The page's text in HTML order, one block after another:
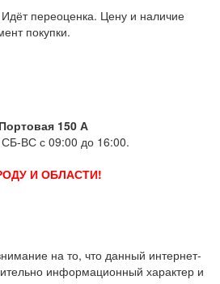
переоценка. Цену и наличие
покупки.
150 А
ВС с 09:00 до 16:00.
И ОБЛАСТИ!
на то, что данный интернет-
информационный характер и